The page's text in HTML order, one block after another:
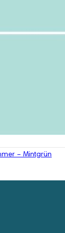
– Mintgrün